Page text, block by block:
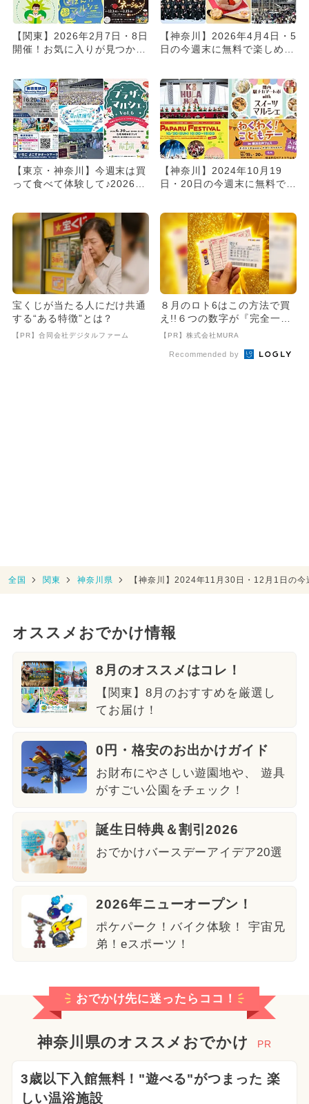
【関東】2026年2月7日・8日
開催！お気に入りが見つかる
【神奈川】2026年4月4日・5
日の今週末に無料で楽しめる
【東京・神奈川】今週末は買
って食べて体験して♪2026年
【神奈川】2024年10月19
日・20日の今週末に無料で楽
宝くじが当たる人にだけ共通
する“ある特徴”とは？
【PR】合同会社デジタルファーム
８月のロト6はこの方法で買
え!!６つの数字が『完全一
致』する方法
【PR】株式会社MURA
Recommended by
全国 関東 神奈川県 【神奈川】2024年11月30日・12月1日の
オススメおでかけ情報
8月のオススメはコレ！
【関東】8月のおすすめを厳選し
てお届け！
0円・格安のお出かけガイド
お財布にやさしい遊園地や、 遊具
がすごい公園をチェック！
誕生日特典＆割引2026
おでかけバースデーアイデア20選
2026年ニューオープン！
ポケパーク！バイク体験！ 宇宙兄
弟！eスポーツ！
おでかけ先に迷ったらココ！
神奈川県のオススメおでかけ PR
3歳以下入館無料！"遊べる"がつまった 楽
しい温浴施設